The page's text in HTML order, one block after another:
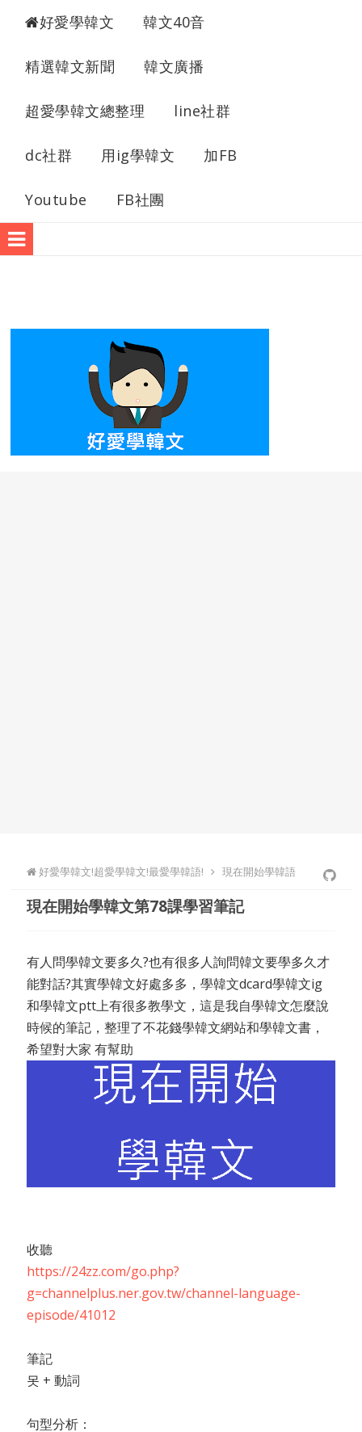
好愛學韓文 韓文40音
精選韓文新聞 韓文廣播
超愛學韓文總整理 line社群
dc社群 用ig學韓文 加FB
Youtube FB社團
好愛學韓文!超愛學韓文!最愛學韓語! 現在開始學韓語
現在開始學韓文第78課學習筆記
有人問學韓文要多久?也有很多人詢問韓文要學多久才
能對話?其實學韓文好處多多，學韓文dcard學韓文ig
和學韓文ptt上有很多教學文，這是我自學韓文怎麼說
時候的筆記，整理了不花錢學韓文網站和學韓文書，
希望對大家 有幫助
收聽
https://24zz.com/go.php?
g=channelplus.ner.gov.tw/channel-language-
episode/41012
筆記
못 + 動詞
句型分析：